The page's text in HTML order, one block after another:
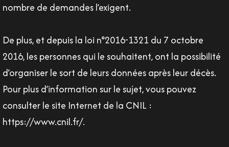
nombre de demandes l’exigent.
De plus, et depuis la loi n°2016-1321 du 7 octobre
2016, les personnes qui le souhaitent, ont la possibilité
d’organiser le sort de leurs données après leur décès.
Pour plus d’information sur le sujet, vous pouvez
consulter le site Internet de la CNIL :
https://www.cnil.fr/.